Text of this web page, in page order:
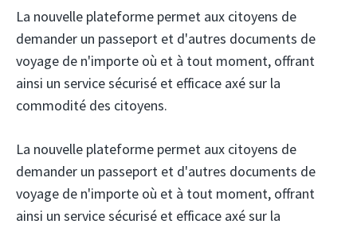
La nouvelle plateforme permet aux citoyens de
demander un passeport et d'autres documents de
voyage de n'importe où et à tout moment, offrant
ainsi un service sécurisé et efficace axé sur la
commodité des citoyens.
La nouvelle plateforme permet aux citoyens de
demander un passeport et d'autres documents de
voyage de n'importe où et à tout moment, offrant
ainsi un service sécurisé et efficace axé sur la